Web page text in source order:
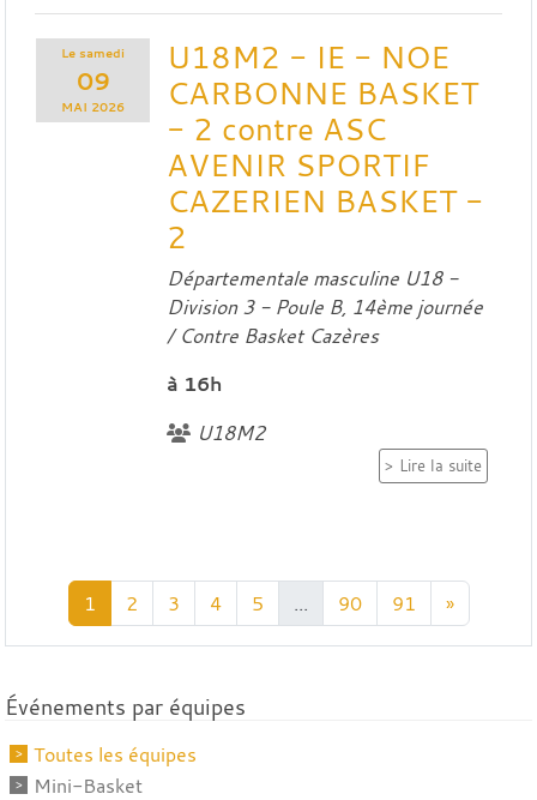
Lesamedi
09
MAI 2026
U18M2 - IE - NOE
CARBONNE BASKET
- 2 contre ASC
AVENIR SPORTIF
CAZERIEN BASKET -
2
Départementale masculine U18 -
Division 3 - Poule B, 14ème journée
/ Contre Basket Cazères
à 16h
U18M2
Lire la suite
1 2 3 4 5 ... 90 91 »
Événements par équipes
Toutes les équipes
Mini-Basket